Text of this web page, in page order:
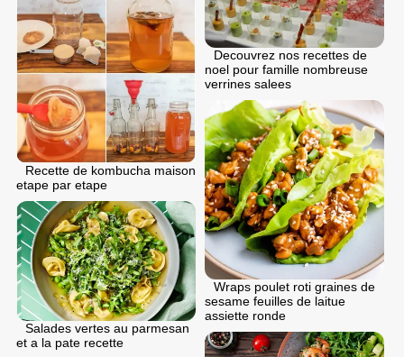
Decouvrez nos recettes de
noel pour famille nombreuse
verrines salees
Recette de kombucha maison
etape par etape
Wraps poulet roti graines de
sesame feuilles de laitue
assiette ronde
Salades vertes au parmesan
et a la pate recette